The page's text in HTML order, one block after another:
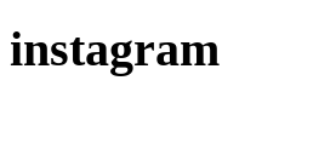
instagram